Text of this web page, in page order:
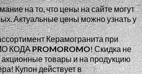
на то, что цены на сайте могут
Актуальные цены можно узнать у
Керамогранита при
КОДАPROMOROMO!Скидка не
акционные товары и на продукцию
Купон действует в